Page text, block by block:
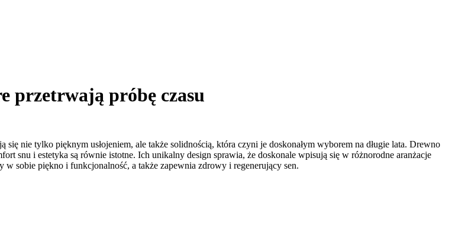
przetrwają próbę czasu
nie tylko pięknym usłojeniem, ale także solidnością, która czyni je doskonałym wyborem na długie lata. Drewno
snu i estetyka są równie istotne. Ich unikalny design sprawia, że doskonale wpisują się w różnorodne aranżacje
sobie piękno i funkcjonalność, a także zapewnia zdrowy i regenerujący sen.